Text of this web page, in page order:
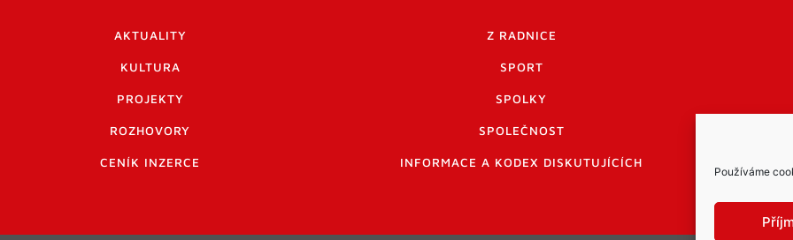
Používáme
AKTUALITY Z RADNICE
KULTURA SPORT
PROJEKTY SPOLKY
ROZHOVORY SPOLEČNOST
CENÍK INZERCE INFORMACE A KODEX DISKUTUJÍCÍCH